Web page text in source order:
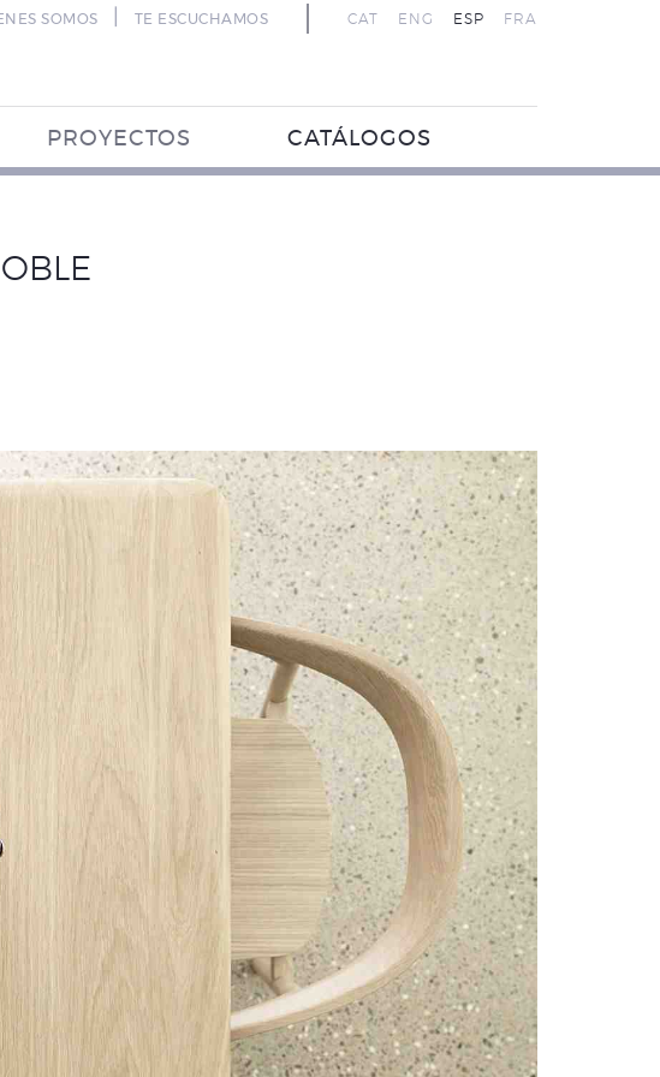
CAT ENG ESP FRA
SOMOS TE ESCUCHAMOS
PROYECTOS CATÁLOGOS